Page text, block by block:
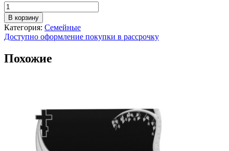
Количество
товара
Памятник
семейный-130
В корзину
Категория: Семейные
Доступно оформление покупки в рассрочку
Похожие